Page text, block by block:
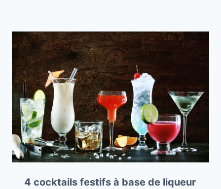
4 cocktails festifs à base de liqueur